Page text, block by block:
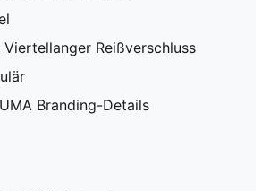
Viertellanger Reißverschluss
Branding-Details